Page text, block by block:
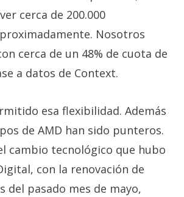
cerca de 200.000
Nosotros
cerca de un 48% de cuota de
a datos de Context.
esa flexibilidad. Además
de AMD han sido punteros.
cambio tecnológico que hubo
con la renovación de
del pasado mes de mayo,